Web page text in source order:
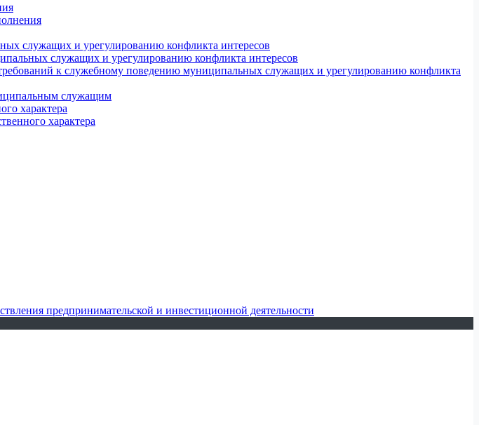
служащих и урегулированию конфликта интересов
служащих и урегулированию конфликта интересов
к служебному поведению муниципальных служащих и урегулированию конфликта
служащим
характера
характера
предпринимательской и инвестиционной деятельности